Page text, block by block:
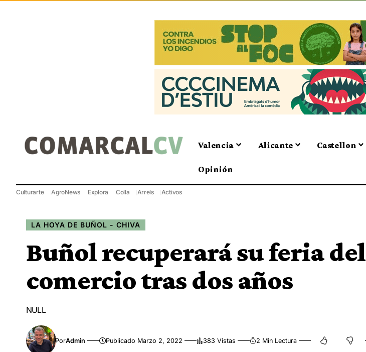
Valencia Alicante Castellon
Opinión
Culturarte AgroNews Explora Colla Arrels Activos
LA HOYA DE BUÑOL - CHIVA
Buñol recuperará su feria del
comercio tras dos años
NULL
PorAdmin Publicado Marzo 2, 2022 383 Vistas 2 Min Lectura